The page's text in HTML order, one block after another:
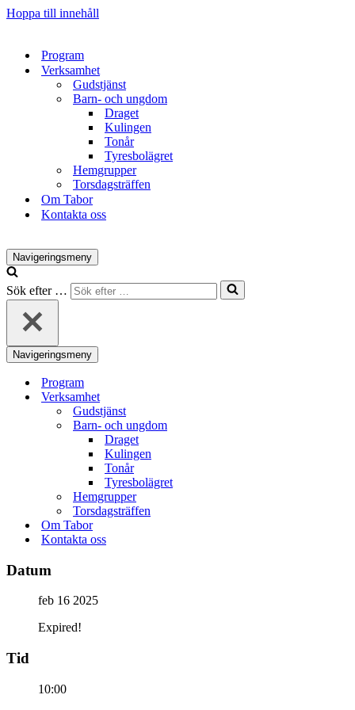
Hoppa till innehåll
Program
Verksamhet
Gudstjänst
Barn- och ungdom
Draget
Kulingen
Tonår
Tyresbolägret
Hemgrupper
Torsdagsträffen
Om Tabor
Kontakta oss
Navigeringsmeny
Sök efter …
Navigeringsmeny
Program
Verksamhet
Gudstjänst
Barn- och ungdom
Draget
Kulingen
Tonår
Tyresbolägret
Hemgrupper
Torsdagsträffen
Om Tabor
Kontakta oss
Datum
feb 16 2025
Expired!
Tid
10:00